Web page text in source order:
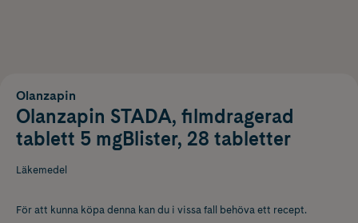
Olanzapin
Olanzapin STADA, filmdragerad
tablett 5 mgBlister, 28 tabletter
Läkemedel
För att kunna köpa denna kan du i vissa fall behöva ett recept.